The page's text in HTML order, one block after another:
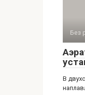
Без
В